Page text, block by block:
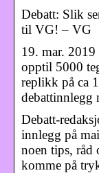
Debatt: Slik
til VG! – VG
19. mar.
opptil 5000
replikk på ca
Debatt-
innlegg på
noen tips, råd
komme på